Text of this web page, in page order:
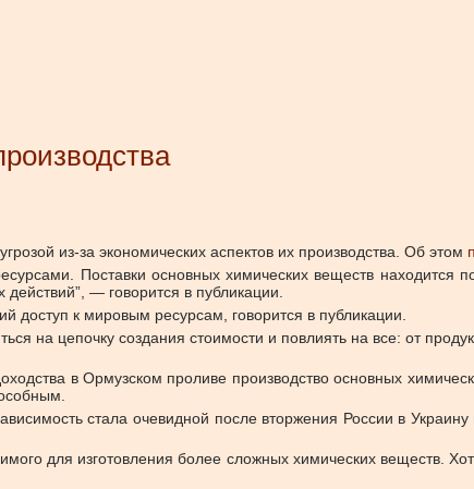
из-за экономических аспектов их производства. Об этом
Поставки основных химических веществ находится
— говорится в публикации.
доступ к мировым ресурсам, говорится в публикации.
на цепочку создания стоимости и повлиять на все: от
в Ормузском проливе производство основных
стала очевидной после вторжения России в
для изготовления более сложных химических веществ.